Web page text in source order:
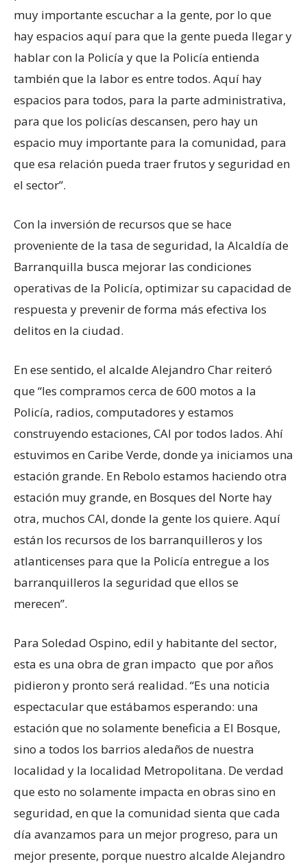
muy importante escuchar a la gente, por lo que
hay espacios aquí para que la gente pueda llegar y
hablar con la Policía y que la Policía entienda
también que la labor es entre todos. Aquí hay
espacios para todos, para la parte administrativa,
para que los policías descansen, pero hay un
espacio muy importante para la comunidad, para
que esa relación pueda traer frutos y seguridad en
el sector”.
Con la inversión de recursos que se hace
proveniente de la tasa de seguridad, la Alcaldía de
Barranquilla busca mejorar las condiciones
operativas de la Policía, optimizar su capacidad de
respuesta y prevenir de forma más efectiva los
delitos en la ciudad.
En ese sentido, el alcalde Alejandro Char reiteró
que “les compramos cerca de 600 motos a la
Policía, radios, computadores y estamos
construyendo estaciones, CAI por todos lados. Ahí
estuvimos en Caribe Verde, donde ya iniciamos una
estación grande. En Rebolo estamos haciendo otra
estación muy grande, en Bosques del Norte hay
otra, muchos CAI, donde la gente los quiere. Aquí
están los recursos de los barranquilleros y los
atlanticenses para que la Policía entregue a los
barranquilleros la seguridad que ellos se
merecen”.
Para Soledad Ospino, edil y habitante del sector,
esta es una obra de gran impacto que por años
pidieron y pronto será realidad. “Es una noticia
espectacular que estábamos esperando: una
estación que no solamente beneficia a El Bosque,
sino a todos los barrios aledaños de nuestra
localidad y la localidad Metropolitana. De verdad
que esto no solamente impacta en obras sino en
seguridad, en que la comunidad sienta que cada
día avanzamos para un mejor progreso, para un
mejor presente, porque nuestro alcalde Alejandro